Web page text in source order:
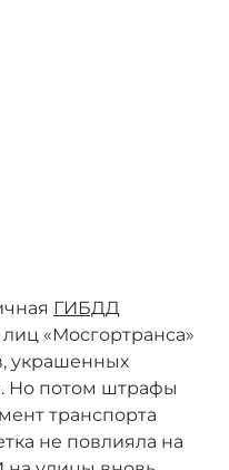
ГИБДД
«Мосгор­транса»
украшенных
Но потом штрафы
транспорта
не повлияла на